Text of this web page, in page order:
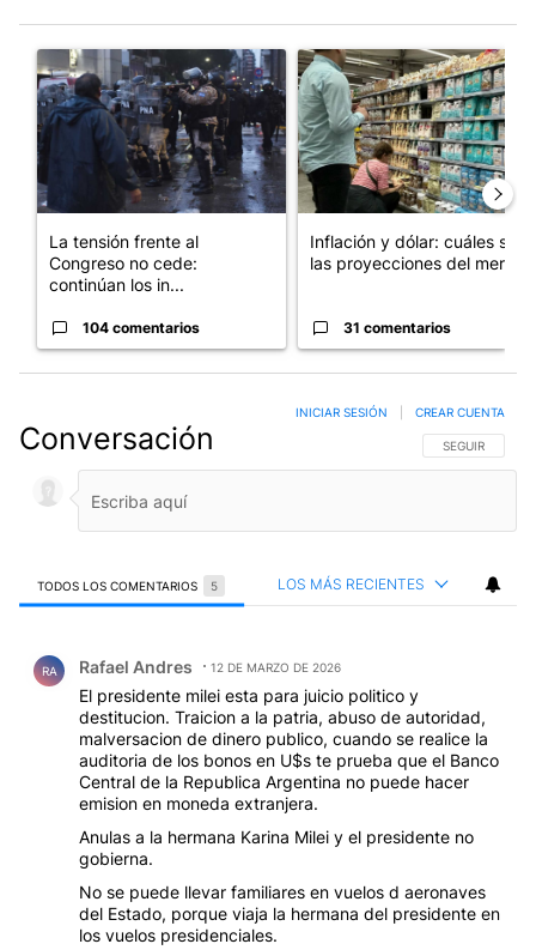
Un artículo de tendencia con el título "La tensión frente al
La tensión frente al
Congreso no cede:
continúan los in...
104 comentarios
Un artículo de tendencia con
Inflación y dólar: cuáles son
las proyecciones del merc...
31 comentarios
Conversación SIGA ESTA
SEGUIR
INICIAR SESIÓN CREAR CUENTA
TODOS LOS COMENTARIOS 5 LOS MÁS RECIENTES
RA Rafael Andres 12 DE MARZO DE 2026
El presidente milei esta para juicio politico y
destitucion. Traicion a la patria, abuso de autoridad,
malversacion de dinero publico, cuando se realice la
auditoria de los bonos en U$s te prueba que el Banco
Central de la Republica Argentina no puede hacer
emision en moneda extranjera.
Anulas a la hermana Karina Milei y el presidente no
gobierna.
No se puede llevar familiares en vuelos d aeronaves
del Estado, porque viaja la hermana del presidente en
los vuelos presidenciales.